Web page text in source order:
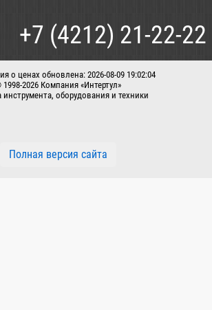
+7 (4212) 21-22-22
о ценах обновлена: 2026-08-09 19:02:04
2026 Компания «Интертул»
оборудования и техники
Полная версия сайта